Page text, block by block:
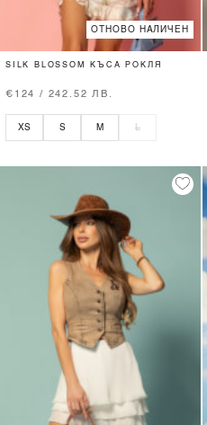
ОТНОВО НАЛИЧЕН
SILK BLOSSOM КЪСА РОКЛЯ
€124 / 242.52 ЛВ.
XS S M L